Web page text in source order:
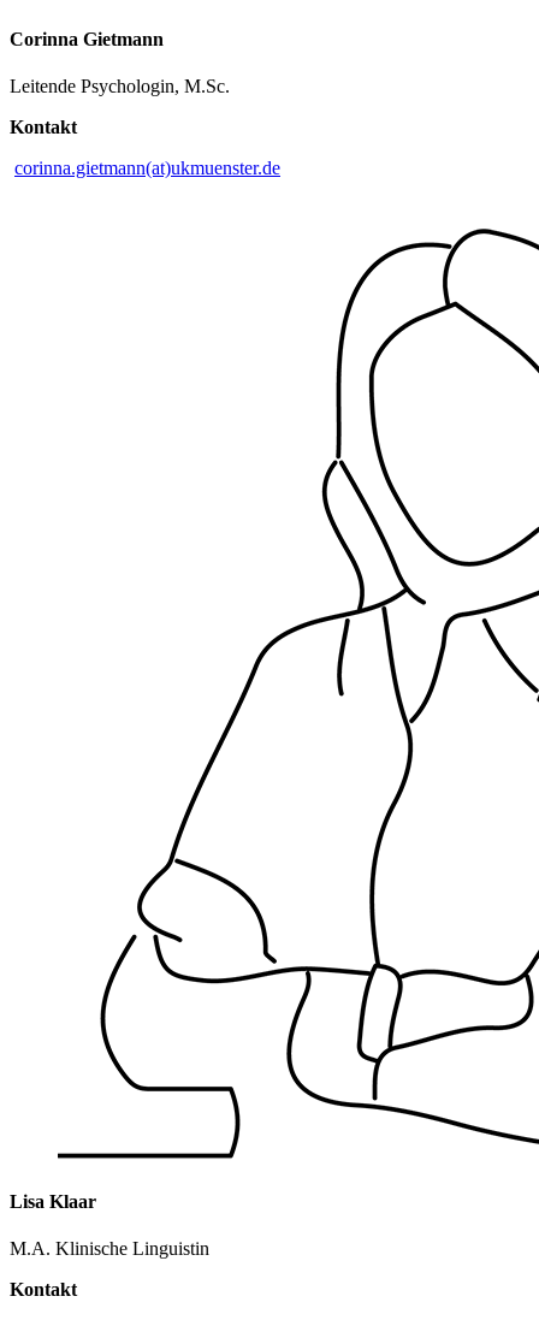
Corinna Gietmann
Leitende Psychologin, M.Sc.
Kontakt
corinna.gietmann(at)ukmuenster.de
Lisa Klaar
M.A. Klinische Linguistin
Kontakt